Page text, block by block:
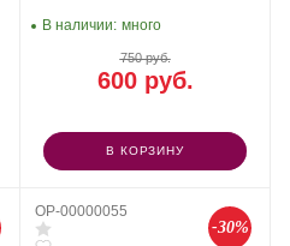
600 руб.
750 руб.
В наличии: много
В КОРЗИНУ
OP-00000055
-30%